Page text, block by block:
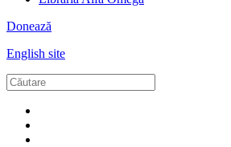
Donează
English site